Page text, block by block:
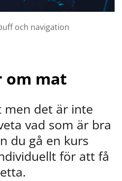
och navigation
om mat
men det är inte
vad som är bra
du gå en kurs
för att få